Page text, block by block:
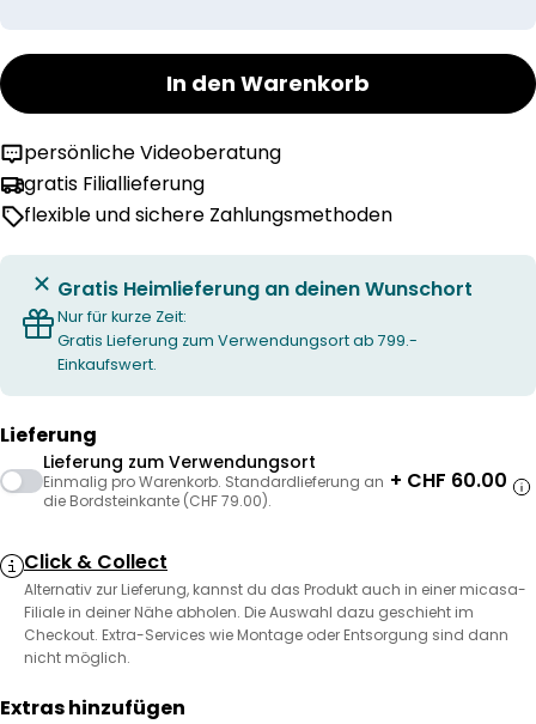
In den Warenkorb
persönliche Videoberatung
gratis Filiallieferung
flexible und sichere Zahlungsmethoden
Gratis Heimlieferung an deinen Wunschort
Nur für kurze Zeit:
Gratis Lieferung zum Verwendungsort ab 799.-
Einkaufswert.
Lieferung
Lieferung zum Verwendungsort
Einmalig pro Warenkorb. Standardlieferung an
die Bordsteinkante (CHF 79.00).
+ CHF 60.00
Click & Collect
Alternativ zur Lieferung, kannst du das Produkt auch in einer micasa-
Filiale in deiner Nähe abholen. Die Auswahl dazu geschieht im
Checkout. Extra-Services wie Montage oder Entsorgung sind dann
nicht möglich.
Extras hinzufügen